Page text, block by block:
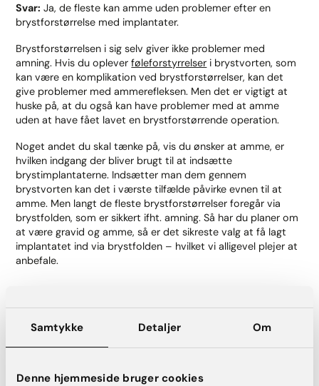
Samtykke Detaljer Om
Denne hjemmeside bruger cookies
Svar: Ja, de fleste kan amme uden problemer efter en
brystforstørrelse med implantater.
Brystforstørrelsen i sig selv giver ikke problemer med
amning. Hvis du opleverføleforstyrrelser i brystvorten, som
kan være en komplikation ved brystforstørrelser, kan det
give problemer med ammerefleksen. Men det er vigtigt at
huske på, at du også kan have problemer med at amme
uden at have fået lavet en brystforstørrende operation.
Noget andet du skal tænke på, vis du ønsker at amme, er
hvilken indgang der bliver brugt til at indsætte
brystimplantaterne. Indsætter man dem gennem
brystvorten kan det i værste tilfælde påvirke evnen til at
amme. Men langt de fleste brystforstørrelser foregår via
brystfolden, som er sikkert ifht. amning. Så har du planer om
at være gravid og amme, så er det sikreste valg at få lagt
implantatet ind via brystfolden – hvilket vi alligevel plejer at
anbefale.
Svar:Ingen undersøgelser har vist, at brystmælk skulle blive
for de babyer der indtager brystmælk fra mødre med